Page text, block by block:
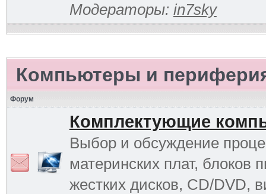
Модераторы: in7sky
Компьютеры и
Форум
Комплектующие
Выбор и обсуждение
материнских плат, блоков
жестких дисков, CD/DVD,